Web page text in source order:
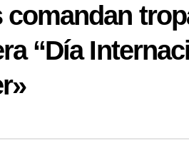
comandan
“Día